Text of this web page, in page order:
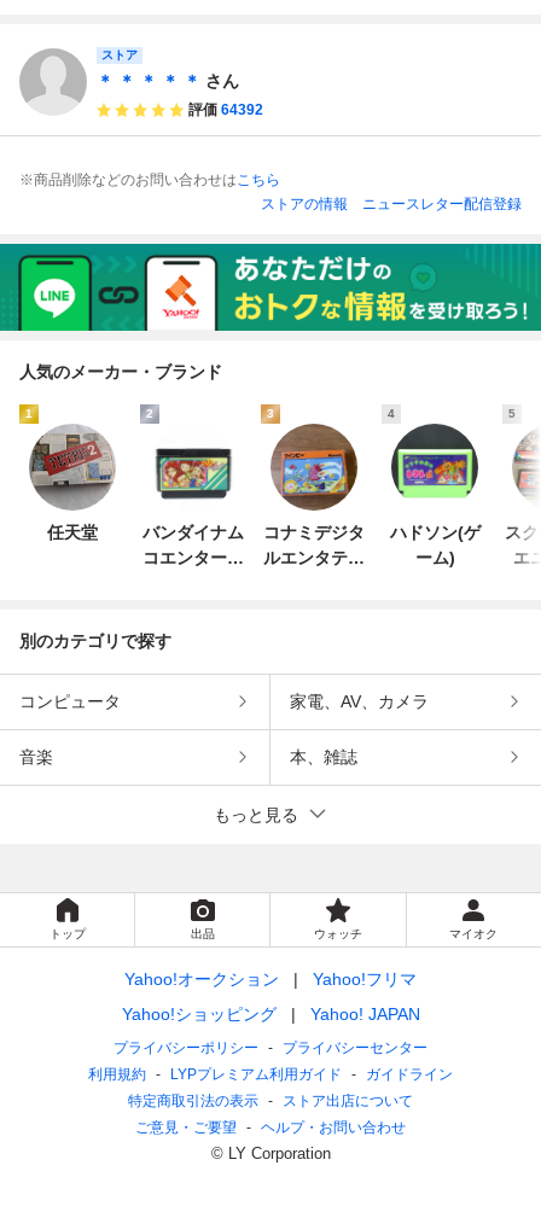
ストア
＊ ＊ ＊ ＊ ＊ さん
評価 64392
※商品削除などのお問い合わせはこちら
ストアの情報
ニュースレター配信登録
人気のメーカー・ブランド
1
任天堂
2
バンダイナム
コエンターテ
3
コナミデジタ
ルエンタテイ
4
ハドソン(ゲ
ーム)
5
ス
エ
別のカテゴリで探す
コンピュータ 家電、AV、カメラ
音楽 本、雑誌
もっと見る
トップ 出品 ウォッチ マイオク
Yahoo!オークション
Yahoo!フリマ
Yahoo!ショッピング
Yahoo! JAPAN
プライバシーポリシー
プライバシーセンター
利用規約
LYPプレミアム利用ガイド
ガイドライン
特定商取引法の表示
ストア出店について
ご意見・ご要望
ヘルプ・お問い合わせ
© LY Corporation